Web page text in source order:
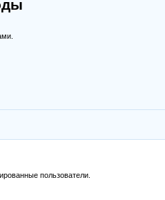
пользователи.